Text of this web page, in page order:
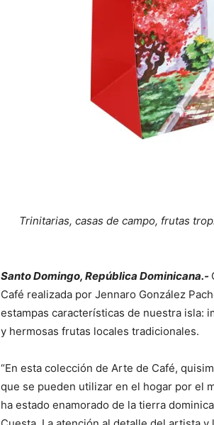
Trinitarias, casas de campo, frutas
Santo Domingo, República Dominicana.-
Café realizada por Jennaro González
estampas características de nuestra isla:
y hermosas frutas locales tradicionales.
“En esta colección de Arte de Café,
que se pueden utilizar en el hogar por el
ha estado enamorado de la tierra